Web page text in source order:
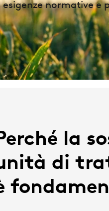
normative e
la
di